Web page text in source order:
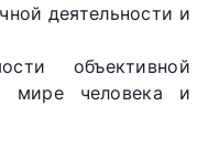
деятельности и
объективной
мире человека и